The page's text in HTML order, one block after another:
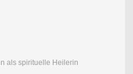
als spirituelle Heilerin